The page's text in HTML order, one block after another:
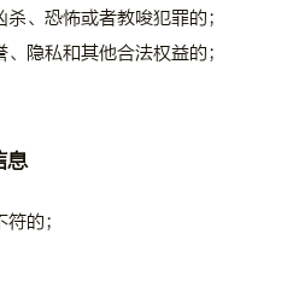
、恐怖或者教唆犯罪的；
隐私和其他合法权益的；
息
的；